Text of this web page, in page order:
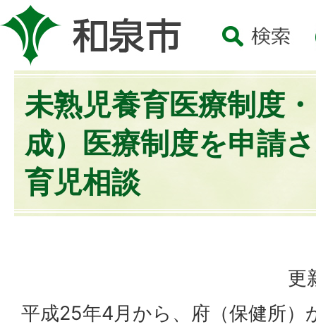
未熟児養育医療制度
成）医療制度を申請
育児相談
更
平成25年4月から、府（保健所）